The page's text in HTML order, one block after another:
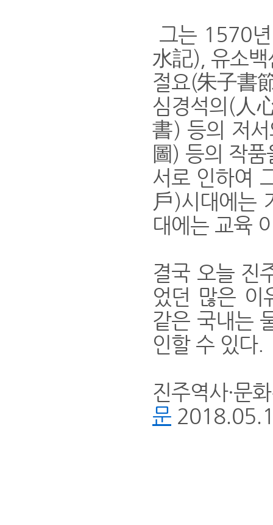
그는 1570
水記), 유소
절요(朱子書
심경석의(人
書) 등의 저
圖) 등의 작
서로 인하여
戶)시대에는
대에는 교육
결국 오늘 진
었던 많은 이
같은 국내는
인할 수 있다.
진주역사·문
문